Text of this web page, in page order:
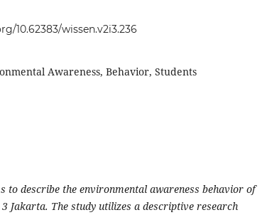
10.62383/wissen.v2i3.236
Awareness, Behavior, Students
to describe the environmental awareness behavior of
Jakarta. The study utilizes a descriptive research